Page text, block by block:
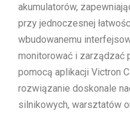
akumulatorów,
przy jednoczesnej
wbudowanemu
monitorować i zarządzać
pomocą aplikacji Victron
rozwiązanie doskonale
silnikowych, warsztatów